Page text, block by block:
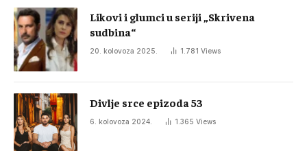
Likovi i glumci u seriji „Skrivena
sudbina“
20. kolovoza 2025. 1.781 Views
Divlje srce epizoda 53
6. kolovoza 2024. 1.365 Views